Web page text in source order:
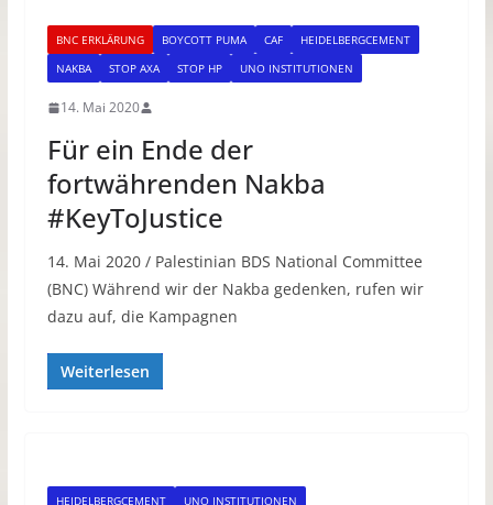
BNC ERKLÄRUNG BOYCOTT PUMA CAF
HEIDELBERGCEMENT
NAKBA
STOP AXA STOP HP UNO INSTITUTIONEN
14. Mai 2020
Für ein Ende der
fortwährenden Nakba
#KeyToJustice
14. Mai 2020 / Palestinian BDS National Committee
(BNC) Während wir der Nakba gedenken, rufen wir
dazu auf, die Kampagnen
Weiterlesen
HEIDELBERGCEMENT UNO INSTITUTIONEN